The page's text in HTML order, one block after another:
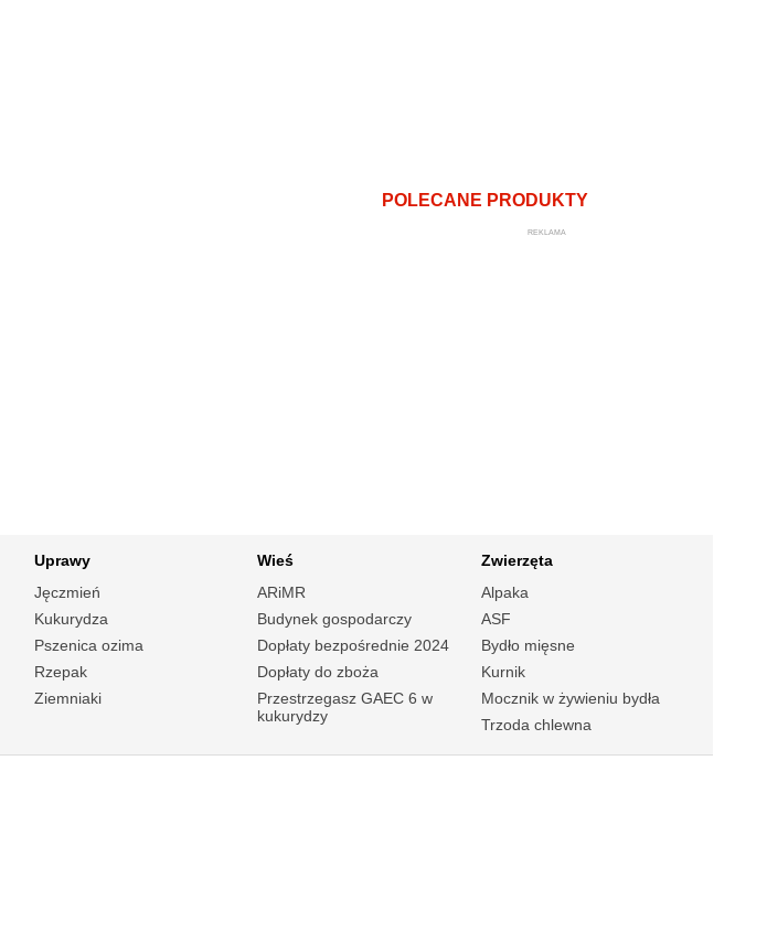
POLECANE PRODUKTY
REKLAMA
Uprawy
Jęczmień
Kukurydza
Pszenica ozima
Rzepak
Ziemniaki
Wieś
ARiMR
Budynek gospodarczy
Dopłaty bezpośrednie 2024
Dopłaty do zboża
Przestrzegasz GAEC 6 w
kukurydzy
Zwierzęta
Alpaka
ASF
Bydło mięsne
Kurnik
Mocznik w żywieniu bydła
Trzoda chlewna